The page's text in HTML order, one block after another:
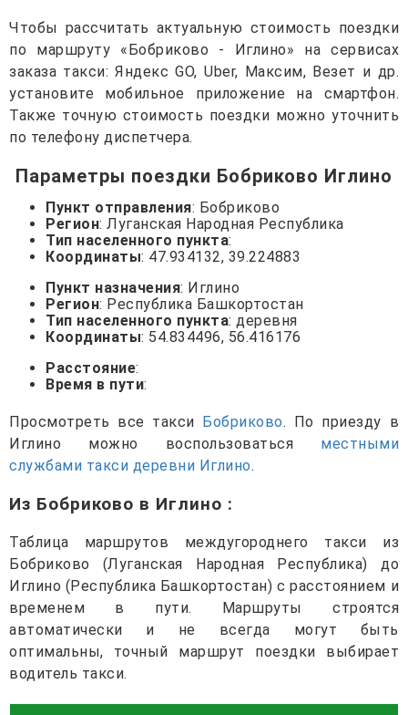
Чтобы рассчитать актуальную стоимость поездки
по маршруту «Бобриково - Иглино» на сервисах
заказа такси: Яндекс GO, Uber, Максим, Везет и др.
установите мобильное приложение на смартфон.
Также точную стоимость поездки можно уточнить
по телефону диспетчера.
Параметры поездки Бобриково Иглино
Пункт отправления: Бобриково
Регион: Луганская Народная Республика
Тип населенного пункта:
Координаты: 47.934132, 39.224883
Пункт назначения: Иглино
Регион: Республика Башкортостан
Тип населенного пункта: деревня
Координаты: 54.834496, 56.416176
Расстояние:
Время в пути:
Просмотреть все такси Бобриково. По приезду в
Иглино можно воспользоваться местными
службами такси деревни Иглино.
Из Бобриково в Иглино :
Таблица маршрутов междугороднего такси из
Бобриково (Луганская Народная Республика) до
Иглино (Республика Башкортостан) с расстоянием и
временем в пути. Маршруты строятся
автоматически и не всегда могут быть
оптимальны, точный маршрут поездки выбирает
водитель такси.